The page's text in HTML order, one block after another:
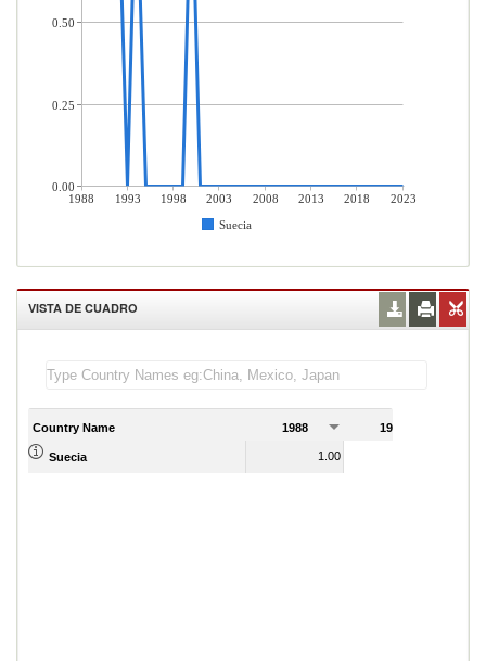
1988 1993 1998 2003 2008 2013 2018
2023
Suecia
0.50
0.25
0.00
VISTA DE CUADRO
Country Name 1988 1989
Suecia 1.00